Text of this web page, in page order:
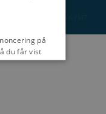
på
du får vist
for dig.